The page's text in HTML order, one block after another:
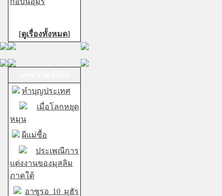
[ดูเรื่องทั้งหมด]
ทำบุญประเทศ
เมื่อโลกหยุด
หมุน
ผีแม่ซื้อ
ประเพณีการ
แต่งงานของมุสลิม
ภาคใต้
อาซูรอ 10 มุฮัร